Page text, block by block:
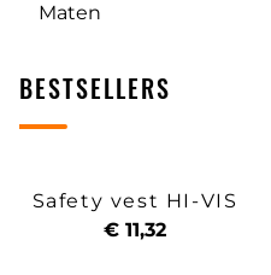
Maten
BESTSELLERS
Safety vest HI-VIS
€ 11,32